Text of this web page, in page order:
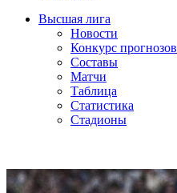
Высшая лига
Новости
Конкурс прогнозов
Составы
Матчи
Таблица
Статистика
Стадионы